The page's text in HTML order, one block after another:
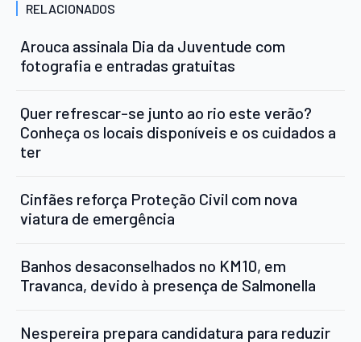
RELACIONADOS
Arouca assinala Dia da Juventude com
fotografia e entradas gratuitas
Quer refrescar-se junto ao rio este verão?
Conheça os locais disponíveis e os cuidados a
ter
Cinfães reforça Proteção Civil com nova
viatura de emergência
Banhos desaconselhados no KM10, em
Travanca, devido à presença de Salmonella
Nespereira prepara candidatura para reduzir